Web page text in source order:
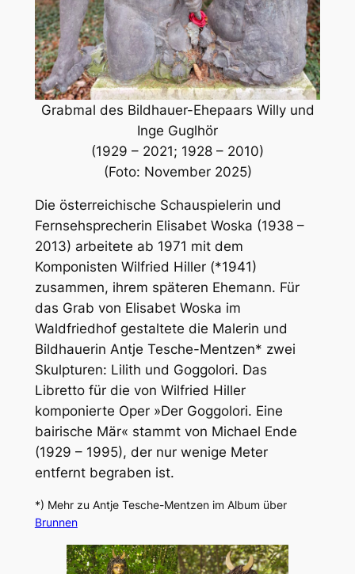
Grabmal des Bildhauer-Ehepaars Willy und
Inge Guglhör
(1929 – 2021; 1928 – 2010)
(Foto: November 2025)
Die österreichische Schauspielerin und
Fernsehsprecherin Elisabet Woska (1938 –
2013) arbeitete ab 1971 mit dem
Komponisten Wilfried Hiller (*1941)
zusammen, ihrem späteren Ehemann. Für
das Grab von Elisabet Woska im
Waldfriedhof gestaltete die Malerin und
Bildhauerin Antje Tesche-Mentzen* zwei
Skulpturen: Lilith und Goggolori. Das
Libretto für die von Wilfried Hiller
komponierte Oper »Der Goggolori. Eine
bairische Mär« stammt von Michael Ende
(1929 – 1995), der nur wenige Meter
entfernt begraben ist.
*) Mehr zu Antje Tesche-Mentzen im Album über
Brunnen